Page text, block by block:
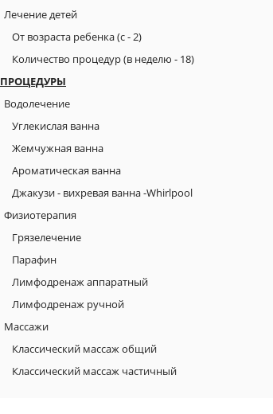
Лечение детей
От возраста ребенка (с - 2)
Количество процедур (в неделю - 18)
ПРОЦЕДУРЫ
Водолечение
Углекислая ванна
Жемчужная ванна
Ароматическая ванна
Джакузи - вихревая ванна -Whirlpool
Физиотерапия
Грязелечение
Парафин
Лимфодренаж аппаратный
Лимфодренаж ручной
Массажи
Классический массаж общий
Классический массаж частичный